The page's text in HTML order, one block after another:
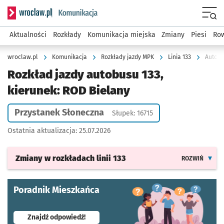
Serwis informacyjny wroclaw.pl podserwis: Komunikacja
Aktualności Rozkłady Komunikacja miejska Zmiany Piesi
wroclaw.pl Komunikacja Rozkłady jazdy MPK Linia 133
Rozkład jazdy autobusu 133,
kierunek: ROD Bielany
Przystanek Słoneczna Słupek: 16715
Ostatnia aktualizacja: 25.07.2026
Zmiany w rozkładach linii 133 ROZWIŃ
Poradnik Mieszkańca
Znajdź odpowiedź!- otworzy się w nowej karcie